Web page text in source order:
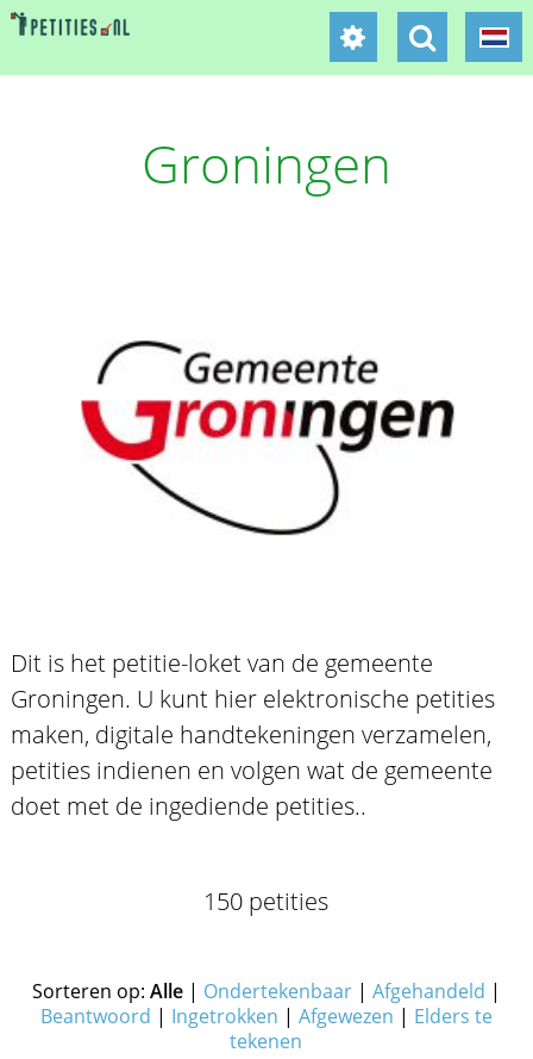
Groningen
Dit is het petitie-loket van de gemeente
Groningen. U kunt hier elektronische petities
maken, digitale handtekeningen verzamelen,
petities indienen en volgen wat de gemeente
doet met de ingediende petities..
150 petities
Sorteren op: Alle| Ondertekenbaar| Afgehandeld |
Beantwoord | Ingetrokken | Afgewezen | Elders te
tekenen